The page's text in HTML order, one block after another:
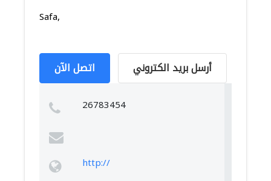
Safa,
اتصل الآن أرسل بريد الكتروني
26783454
http://